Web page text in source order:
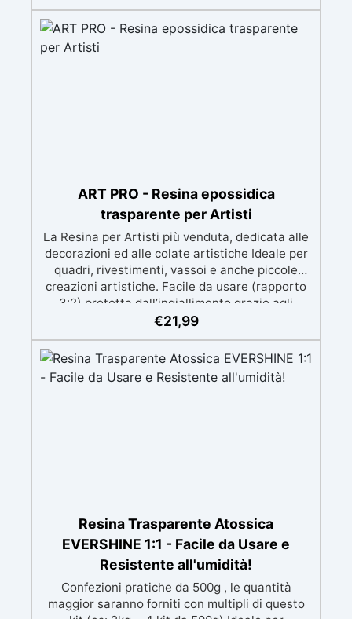
BPA/VOC free e certificata per il contatto
prolungato con la pelle.
ART PRO - Resina epossidica
trasparente per Artisti
La Resina per Artisti più venduta, dedicata alle
decorazioni ed alle colate artistiche Ideale per
quadri, rivestimenti, vassoi e anche piccole
creazioni artistiche. Facile da usare (rapporto
3:2) protetta dall’ingiallimento grazie agli
speciali filtri UV Formula densa : non cola via,
in 12-24h garantendo una superficie lucida e
brillante
€21,99
Resina Trasparente Atossica
EVERSHINE 1:1 - Facile da Usare e
Resistente all'umidità!
Confezioni pratiche da 500g , le quantità
maggior saranno forniti con multipli di questo